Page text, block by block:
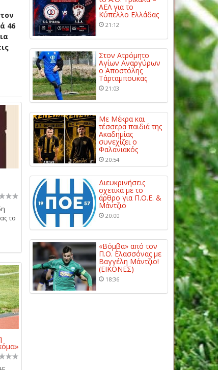
46
το
ΑΕΛ για το
Κύπελλο Ελλάδας
21:12
Στον Ατρόμητο
Αγίων Αναργύρων
ο Αποστόλης
Τάρταμπουκας
21:03
Με Μέκρα και
τέσσερα παιδιά της
Ακαδημίας
συνεχίζει ο
Φαλανιακός
20:54
Διευκρινήσεις
σχετικά με το
άρθρο για Π.Ο.Ε. &
Μάντζιο
20:00
«Βόμβα» από τον
Π.Ο. Ελασσόνας με
Βαγγέλη Μάντζιο!
(ΕΙΚΟΝΕΣ)
18:36